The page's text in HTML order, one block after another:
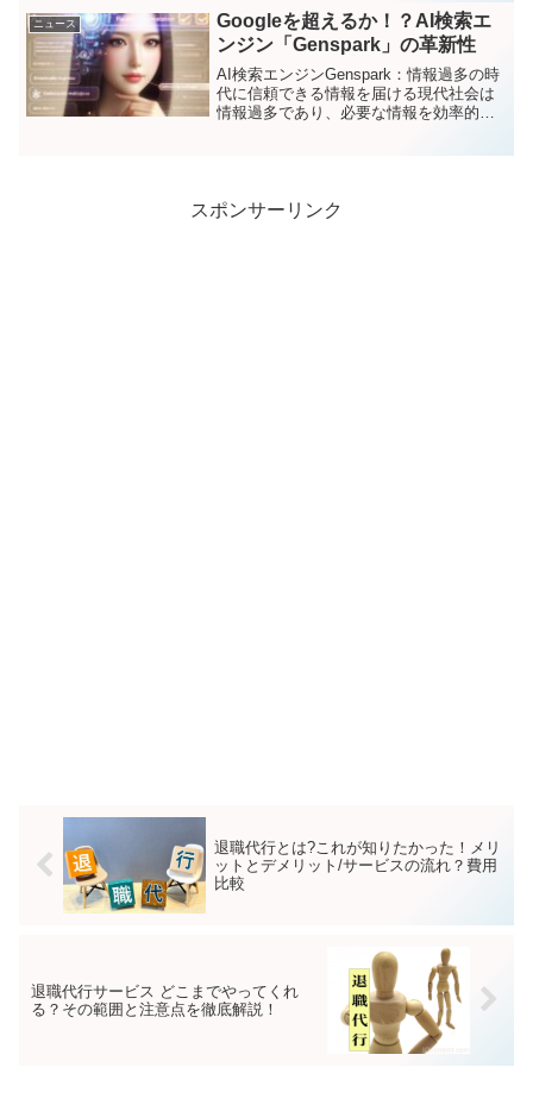
分補給の問題です。宇宙探査の進展とそ
の課題これまでの宇宙探査...
ニュース
Googleを超えるか！？AI検索エ
ンジン「Genspark」の革新性
AI検索エンジンGenspark：情報過多の時
代に信頼できる情報を届ける現代社会は
情報過多であり、必要な情報を効率的に
スポンサーリンク
退職代行とは?これが知りたかった！メリ
ットとデメリット/サービスの流れ？費用
比較
退職代行サービス どこまでやってくれ
る？その範囲と注意点を徹底解説！